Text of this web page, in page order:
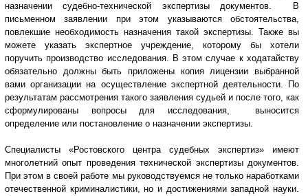
назначении судебно-технической экспертизы документов. В
письменном заявлении при этом указываются обстоятельства,
повлекшие необходимость назначения такой экспертизы. Также вы
можете указать экспертное учреждение, которому бы хотели
поручить производство исследования. В этом случае к ходатайству
обязательно должны быть приложены копия лицензии выбранной
вами организации на осуществление экспертной деятельности. По
результатам рассмотрения такого заявления судьей и после того, как
сформулированы вопросы для исследования, выносится
определение или постановление о назначении экспертизы.
Специалисты «Ростовского центра судебных экспертиз» имеют
многолетний опыт проведения технической экспертизы документов.
При этом в своей работе мы руководствуемся не только наработками
отечественной криминалистики, но и достижениями западной науки.